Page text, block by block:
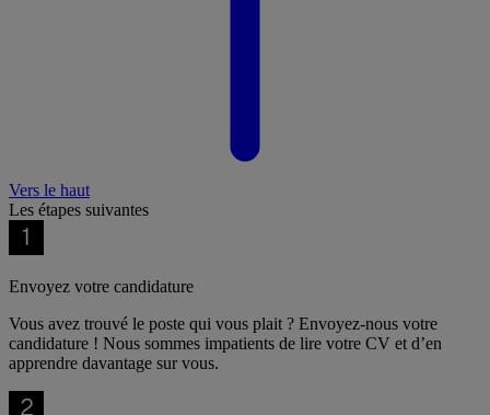
Vers le haut
Les étapes suivantes
Envoyez votre candidature
Vous avez trouvé le poste qui vous plait ? Envoyez-nous votre
candidature ! Nous sommes impatients de lire votre CV et d’en
apprendre davantage sur vous.